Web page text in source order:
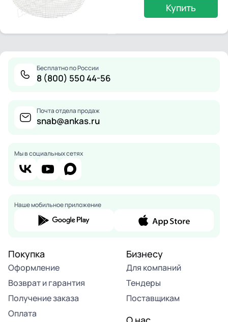
Купить
Бесплатно по России
8 (800) 550 44-56
Почта отдела продаж
snab@ankas.ru
Мы в социальных сетях
Наше мобильное приложение
Покупка
Оформление
Возврат и гарантия
Получение заказа
Оплата
Бизнесу
Для компаний
Тендеры
Поставщикам